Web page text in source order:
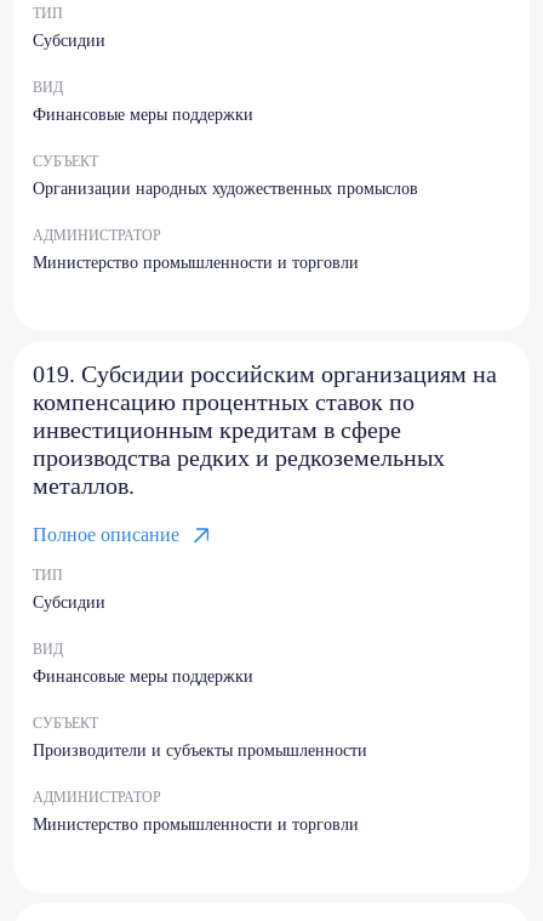
ТИП
Субсидии
ВИД
Финансовые меры поддержки
СУБЪЕКТ
Организации народных художественных промыслов
АДМИНИСТРАТОР
Министерство промышленности и торговли
019. Субсидии российским организациям на
компенсацию процентных ставок по
инвестиционным кредитам в сфере
производства редких и редкоземельных
металлов.
Полное описание
ТИП
Субсидии
ВИД
Финансовые меры поддержки
СУБЪЕКТ
Производители и субъекты промышленности
АДМИНИСТРАТОР
Министерство промышленности и торговли